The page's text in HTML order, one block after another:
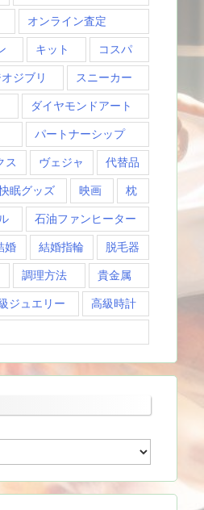
オンライン査定
キット コスパ
ジブリ スニーカー
ダイヤモンドアート
パートナーシップ
ス ヴェジャ 代替品
眠グッズ 映画 枕
石油ファンヒーター
婚 結婚指輪 脱毛器
調理方法 貴金属
ジュエリー 高級時計